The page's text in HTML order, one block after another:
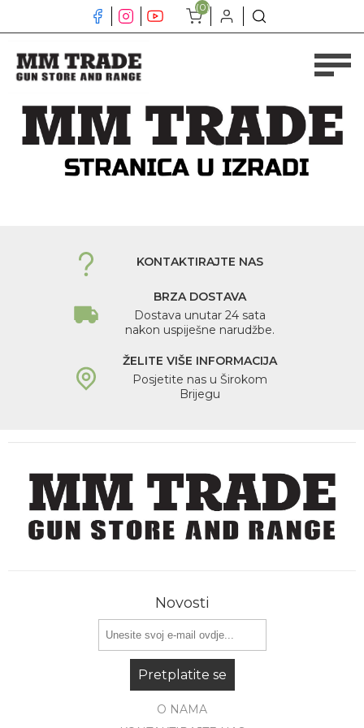
(0)
KONTAKTIRAJTE NAS
BRZA DOSTAVA
Dostava unutar 24 sata
nakon uspiješne narudžbe.
ŽELITE VIŠE INFORMACIJA
Posjetite nas u Širokom
Brijegu
Novosti
Pretplatite se
O NAMA